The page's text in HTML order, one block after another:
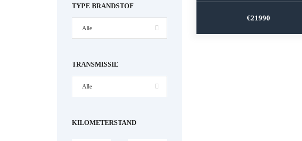
TYPE BRANDSTOF
Alle
TRANSMISSIE
Alle
KILOMETERSTAND
€21990